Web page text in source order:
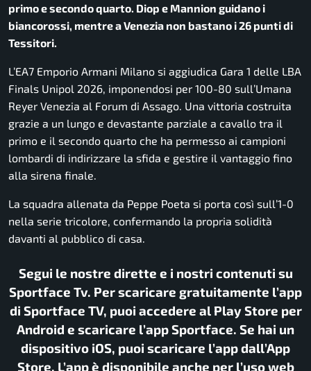
primo e secondo quarto. Diop e Mannion guidano i
biancorossi, mentre a Venezia non bastano i 26 punti di
Tessitori.
L’EA7 Emporio Armani Milano si aggiudica Gara 1 delle LBA
Finals Unipol 2026, imponendosi per 100-80 sull’Umana
Reyer Venezia al Forum di Assago. Una vittoria costruita
grazie a un lungo e devastante parziale a cavallo tra il
primo e il secondo quarto che ha permesso ai campioni
lombardi di indirizzare la sfida e gestire il vantaggio fino
alla sirena finale.
La squadra allenata da Peppe Poeta si porta così sull’1-0
nella serie tricolore, confermando la propria solidità
davanti al pubblico di casa.
Segui le nostre dirette e i nostri contenuti su
Sportface Tv. Per scaricare gratuitamente l’app
di Sportface TV, puoi accedere al Play Store per
Android e scaricare l’app Sportface. Se hai un
dispositivo iOS, puoi scaricare l’app dall’App
Store. L’app è disponibile anche per l’uso web